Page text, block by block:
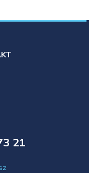
21